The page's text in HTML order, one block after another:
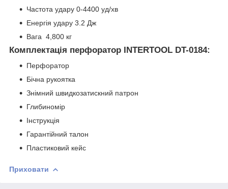
Частота удару 0-4400 уд/хв
Енергія удару 3.2 Дж
Вага 4,800 кг
Комплектація перфоратор INTERTOOL DT-0184:
Перфоратор
Бічна рукоятка
Знімний швидкозатискний патрон
Глибиномір
Інструкція
Гарантійний талон
Пластиковий кейс
Приховати